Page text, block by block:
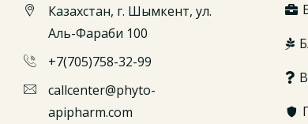
Казахстан, г. Шымкент, ул.
Аль-Фараби 100
+7(705)758-32-99
callcenter@phyto-
apipharm.com